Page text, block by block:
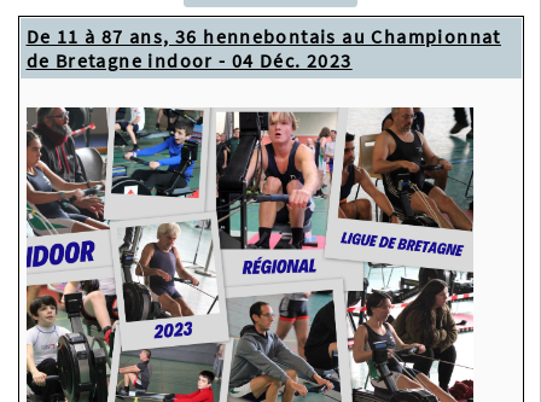
De 11 à 87 ans, 36 hennebontais au Championnat
de Bretagne indoor - 04 Déc. 2023